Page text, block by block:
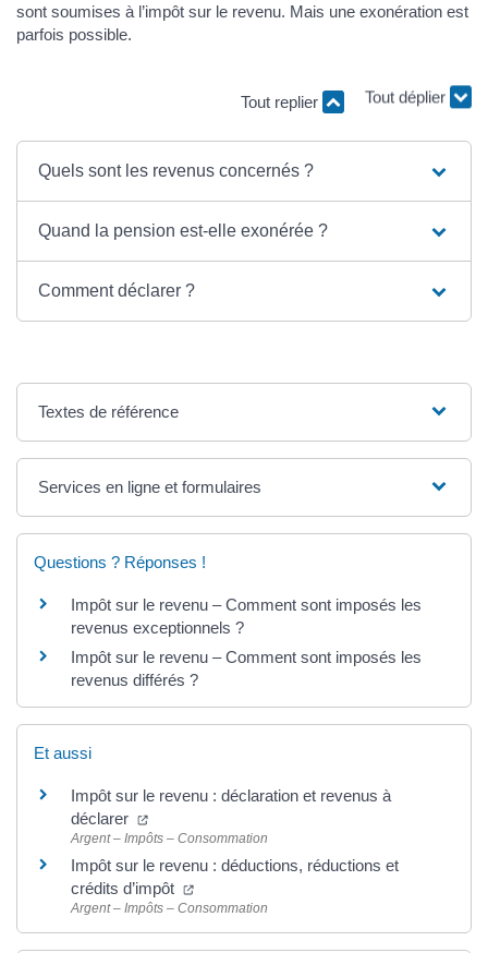
sont soumises à l’impôt sur le revenu. Mais une exonération est
parfois possible.
Tout replier Tout déplier
Quels sont les revenus concernés ?
Quand la pension est-elle exonérée ?
Comment déclarer ?
Textes de référence
Services en ligne et formulaires
Questions ? Réponses !
Impôt sur le revenu – Comment sont imposés les
revenus exceptionnels ?
Impôt sur le revenu – Comment sont imposés les
revenus différés ?
Et aussi
Impôt sur le revenu : déclaration et revenus à
déclarer
Argent – Impôts – Consommation
Impôt sur le revenu : déductions, réductions et
crédits d’impôt
Argent – Impôts – Consommation